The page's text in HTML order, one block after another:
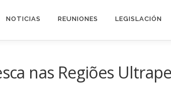
NOTICIAS REUNIONES LEGISLACIÓN
nas Regiões